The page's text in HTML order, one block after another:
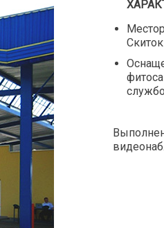
Скиток